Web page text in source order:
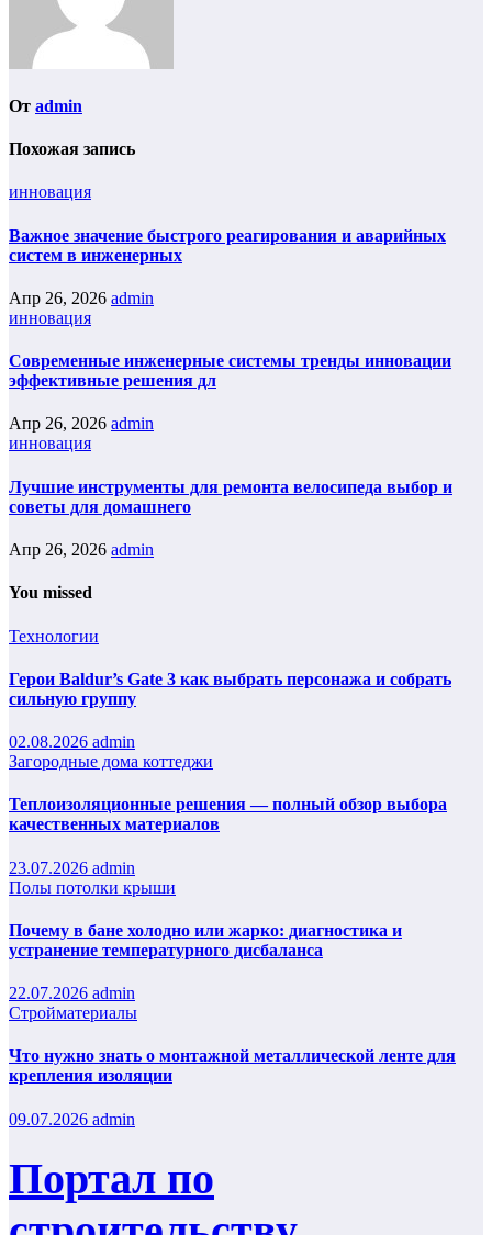
От admin
Похожая запись
инновация
Важное значение быстрого реагирования и аварийных
систем в инженерных
Апр 26, 2026 admin
инновация
Современные инженерные системы тренды инновации
эффективные решения дл
Апр 26, 2026 admin
инновация
Лучшие инструменты для ремонта велосипеда выбор и
советы для домашнего
Апр 26, 2026 admin
You missed
Технологии
Герои Baldur’s Gate 3 как выбрать персонажа и собрать
сильную группу
02.08.2026 admin
Загородные дома коттеджи
Теплоизоляционные решения — полный обзор выбора
качественных материалов
23.07.2026 admin
Полы потолки крыши
Почему в бане холодно или жарко: диагностика и
устранение температурного дисбаланса
22.07.2026 admin
Стройматериалы
Что нужно знать о монтажной металлической ленте для
крепления изоляции
09.07.2026 admin
Портал по